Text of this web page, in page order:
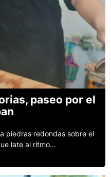
paseo por el
piedras redondas sobre el
late al ritmo...